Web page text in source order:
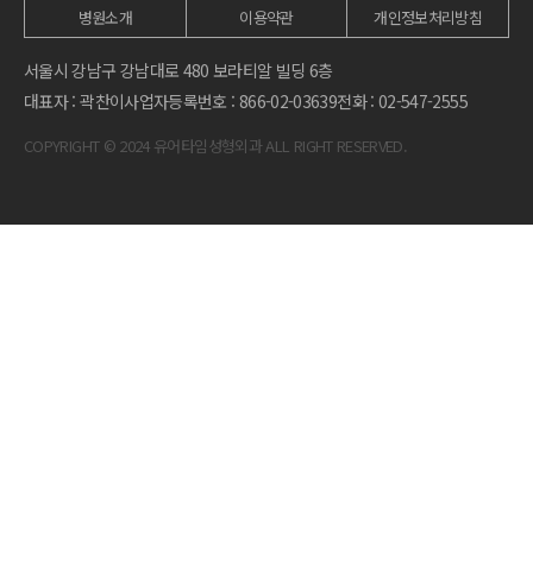
병원소개 이용약관 개인정보처리방침
서울시 강남구 강남대로 480 보라티알 빌딩 6층
대표자 : 곽찬이사업자등록번호 : 866-02-03639전화 : 02-547-2555
COPYRIGHT © 2024 유어타임성형외과 ALL RIGHT RESERVED.